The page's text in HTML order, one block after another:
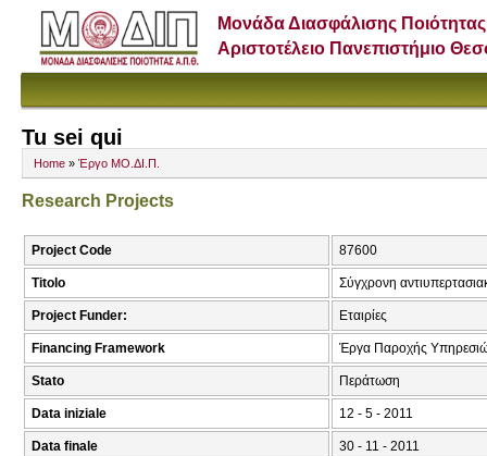
Μονάδα Διασφάλισης Ποιότητας
Αριστοτέλειο Πανεπιστήμιο
Tu sei qui
Home » Έργο ΜΟ.ΔΙ.Π.
Research Projects
Project Code 87600
Titolo Σύγχρονη
Project Funder: Εταιρίες
Financing Framework Έργα Παροχής
Stato Περάτωση
Data iniziale 12 - 5 - 2011
Data finale 30 - 11 - 2011